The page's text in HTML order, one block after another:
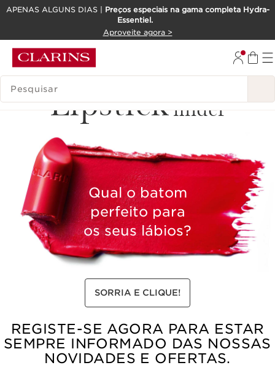
SALTAR PARA O CONTEÚDO
APENAS ALGUNS DIAS | Preços especiais na gama completa Hydra-
Essentiel.
Aproveite agora >
PESQUISAR LEGENDA
Lipstickfinder
Qual o batom
perfeito para
os seus lábios?
SORRIA E CLIQUE!
REGISTE-SE AGORA PARA ESTAR
SEMPRE INFORMADO DAS NOSSAS
NOVIDADES E OFERTAS.